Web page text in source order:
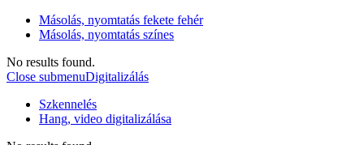
Másolás, nyomtatás fekete fehér
Másolás, nyomtatás színes
No results found.
Close submenuDigitalizálás
Szkennelés
Hang, video digitalizálása